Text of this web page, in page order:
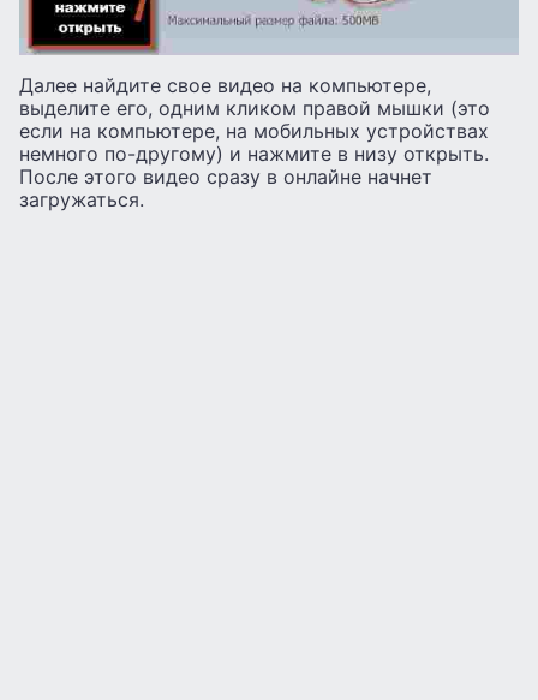
Далее найдите свое видео на компьютере,
выделите его, одним кликом правой мышки (это
если на компьютере, на мобильных устройствах
немного по-другому) и нажмите в низу открыть.
После этого видео сразу в онлайне начнет
загружаться.